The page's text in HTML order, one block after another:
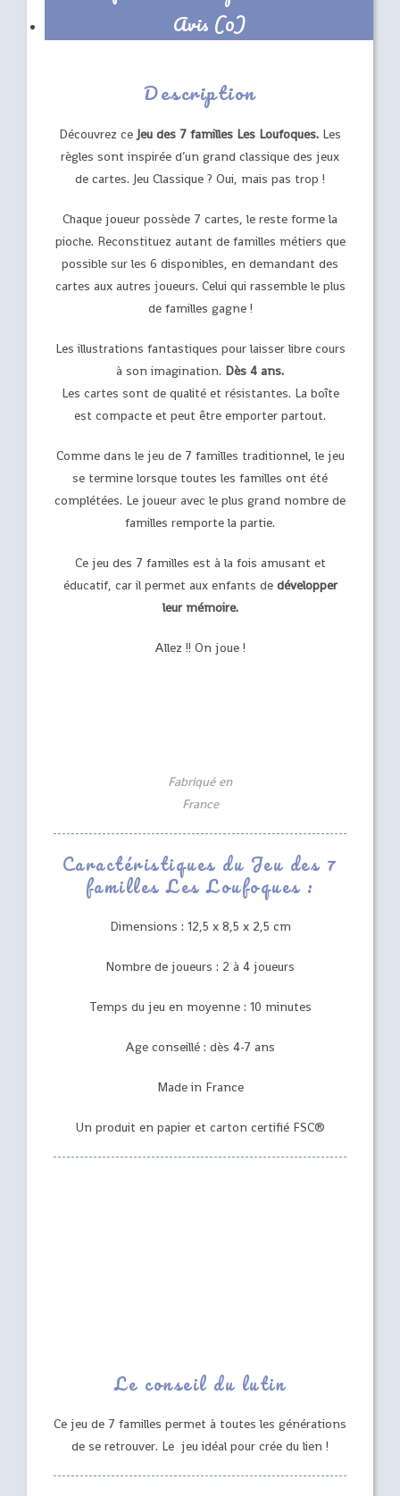
Avis (0)
Description
Découvrez ce Jeu des 7 familles Les Loufoques. Les
règles sont inspirée d’un grand classique des jeux
de cartes. Jeu Classique ? Oui, mais pas trop !
Chaque joueur possède 7 cartes, le reste forme la
pioche. Reconstituez autant de familles métiers que
possible sur les 6 disponibles, en demandant des
cartes aux autres joueurs. Celui qui rassemble le plus
de familles gagne !
Les illustrations fantastiques pour laisser libre cours
à son imagination. Dès 4 ans.
Les cartes sont de qualité et résistantes. La boîte
est compacte et peut être emporter partout.
Comme dans le jeu de 7 familles traditionnel, le jeu
se termine lorsque toutes les familles ont été
complétées. Le joueur avec le plus grand nombre de
familles remporte la partie.
Ce jeu des 7 familles est à la fois amusant et
éducatif, car il permet aux enfants de développer
leur mémoire.
Allez !! On joue !
Fabriqué en
France
Caractéristiques du Jeu des 7
familles Les Loufoques :
Dimensions : 12,5 x 8,5 x 2,5 cm
Nombre de joueurs : 2 à 4 joueurs
Temps du jeu en moyenne : 10 minutes
Age conseillé : dès 4-7 ans
Made in France
Un produit en papier et carton certifié FSC®
Le conseil du lutin
Ce jeu de 7 familles permet à toutes les générations
de se retrouver. Le jeu idéal pour crée du lien !